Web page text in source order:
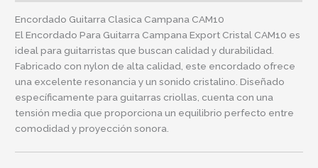
Encordado Guitarra Clasica Campana CAM10
El Encordado Para Guitarra Campana Export Cristal CAM10 es
ideal para guitarristas que buscan calidad y durabilidad.
Fabricado con nylon de alta calidad, este encordado ofrece
una excelente resonancia y un sonido cristalino. Diseñado
específicamente para guitarras criollas, cuenta con una
tensión media que proporciona un equilibrio perfecto entre
comodidad y proyección sonora.